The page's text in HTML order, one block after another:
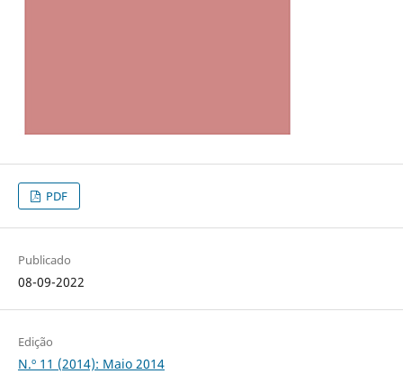
PDF
Publicado
08-09-2022
Edição
N.º 11 (2014): Maio 2014